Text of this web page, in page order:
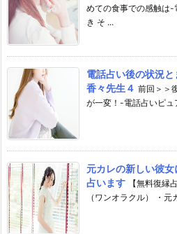
めての食事での感触は-
き そ ...
電話占い後の状況
香々先生４ 前回＞＞
が一変！-電話占いピュ
元カレの新しい彼
占います
【無料復縁
（ワンオラクル） ・